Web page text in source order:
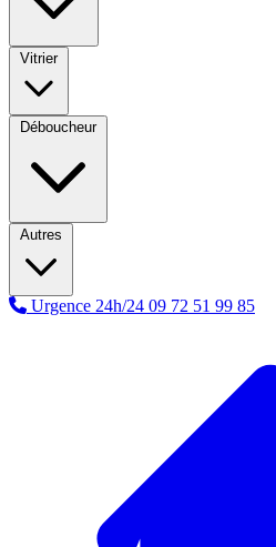
Vitrier
Déboucheur
Autres
Urgence 24h/24 09 72 51 99 85